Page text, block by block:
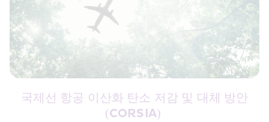
국제선 항공 이산화 탄소 저감 및 대체 방안
(CORSIA)